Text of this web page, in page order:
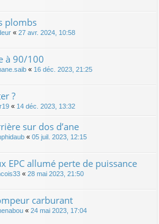
plombs
« 27 avr. 2024, 10:58
à 90/100
« 16 déc. 2023, 21:25
?
« 14 déc. 2023, 13:32
sur dos d’ane
« 05 juil. 2023, 12:15
EPC allumé perte de puissance
« 28 mai 2023, 21:50
carburant
« 24 mai 2023, 17:04